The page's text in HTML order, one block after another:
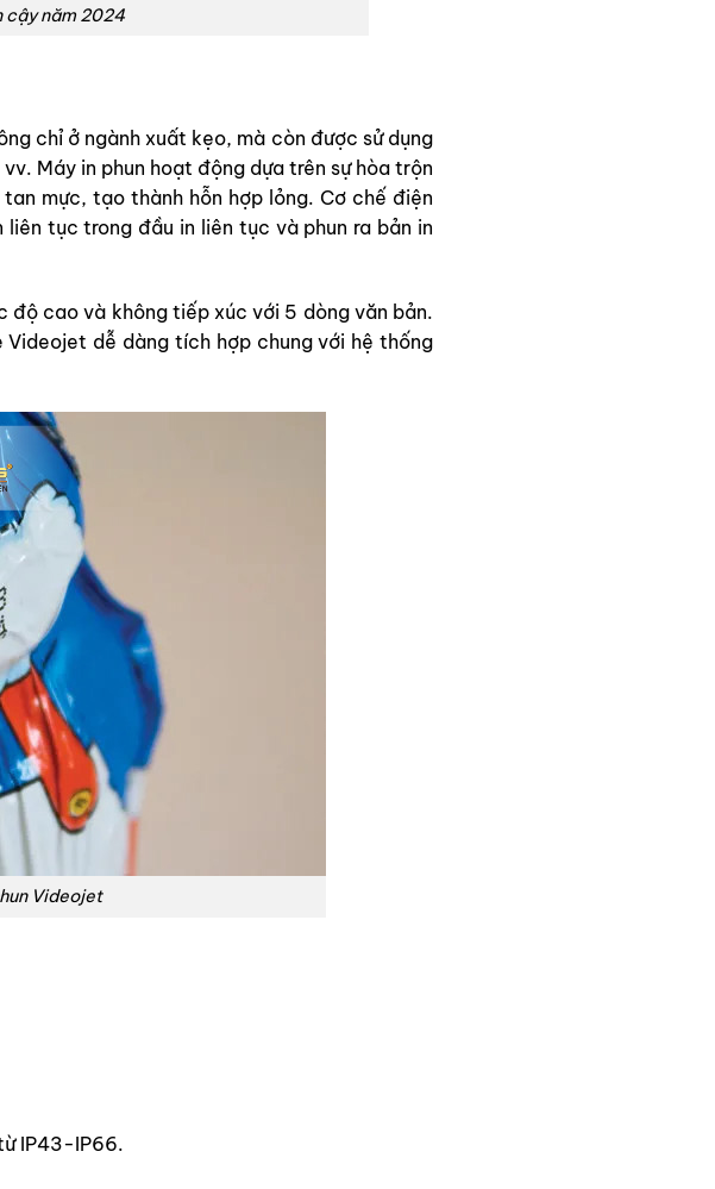
cậy năm 2024
chỉ ở ngành xuất kẹo, mà còn được sử dụng
Máy in phun hoạt động dựa trên sự hòa trộn
mực, tạo thành hỗn hợp lỏng. Cơ chế điện
tục trong đầu in liên tục và phun ra bản in
độ cao và không tiếp xúc với 5 dòng văn bản.
dễ dàng tích hợp chung với hệ thống
Videojet
IP43-IP66.